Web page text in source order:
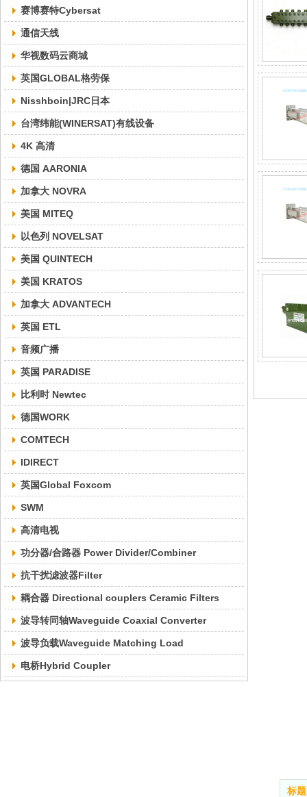
赛博赛特Cybersat
通信天线
华视数码云商城
英国GLOBAL格劳保
Nisshboin|JRC日本
台湾纬能(WINERSAT)有线设备
4K 高清
德国 AARONIA
加拿大 NOVRA
美国 MITEQ
以色列 NOVELSAT
美国 QUINTECH
美国 KRATOS
加拿大 ADVANTECH
英国 ETL
音频广播
英国 PARADISE
比利时 Newtec
德国WORK
COMTECH
IDIRECT
英国Global Foxcom
SWM
高清电视
功分器/合路器 Power Divider/Combiner
抗干扰滤波器Filter
耦合器 Directional couplers Ceramic Filters
波导转同轴Waveguide Coaxial Converter
波导负载Waveguide Matching Load
电桥Hybrid Coupler
标题